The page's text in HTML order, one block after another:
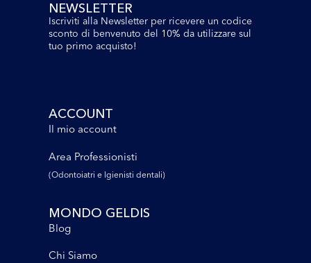
NEWSLETTER
Iscriviti alla Newsletter per ricevere un codice
sconto di benvenuto del 10% da utilizzare sul
tuo primo acquisto!
ACCOUNT
Il mio account
Area Professionisti
(Odontoiatri e lgienisti dentali)
MONDO GELDIS
Blog
Chi Siamo